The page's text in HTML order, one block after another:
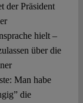
der Präsident
hielt –
über die
Man habe
die